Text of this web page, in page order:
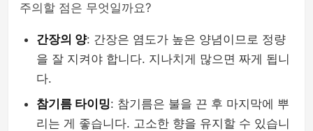
주의할 점은 무엇일까요?
간장의 양: 간장은 염도가 높은 양념이므로 정량
을 잘 지켜야 합니다. 지나치게 많으면 짜게 됩니
다.
참기름 타이밍: 참기름은 불을 끈 후 마지막에 뿌
리는 게 좋습니다. 고소한 향을 유지할 수 있습니